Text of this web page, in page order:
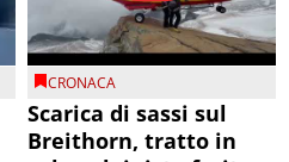
CRONACA
Scarica di sassi sul
Breithorn, tratto in